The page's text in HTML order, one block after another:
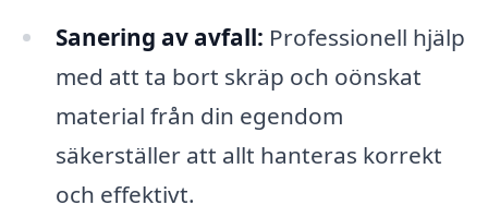
Sanering av avfall: Professionell hjälp
med att ta bort skräp och oönskat
material från din egendom
säkerställer att allt hanteras korrekt
och effektivt.